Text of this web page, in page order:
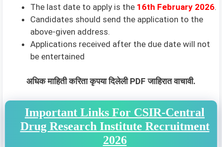
The last date to apply is the 16th February 2026.
Candidates should send the application to the
above-given address.
Applications received after the due date will not
be entertained
अधिक माहिती करिता कृपया दिलेली PDF जाहिरात वाचावी.
Important Links For CSIR-Central
Drug Research Institute Recruitment
2026